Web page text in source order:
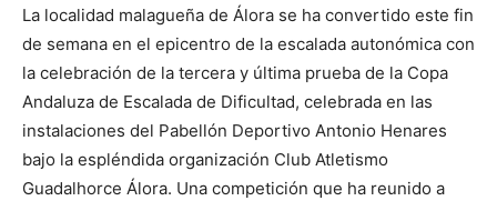
La localidad malagueña de Álora se ha convertido este fin
de semana en el epicentro de la escalada autonómica con
la celebración de la tercera y última prueba de la Copa
Andaluza de Escalada de Dificultad, celebrada en las
instalaciones del Pabellón Deportivo Antonio Henares
bajo la espléndida organización Club Atletismo
Guadalhorce Álora. Una competición que ha reunido a